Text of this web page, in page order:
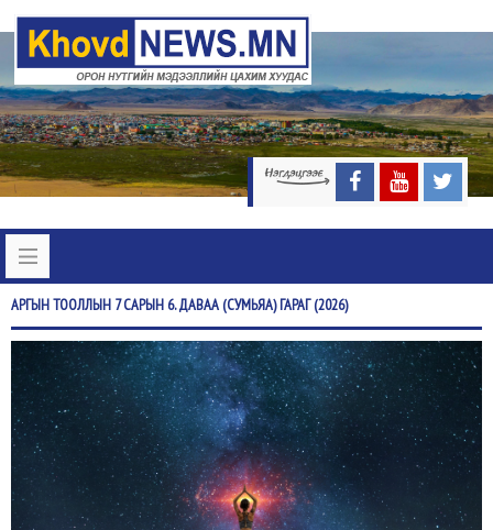
АРГЫНТООЛЛЫН 7 САРЫН 6. ДАВАА (СУМЬЯА) ГАРАГ (2026)